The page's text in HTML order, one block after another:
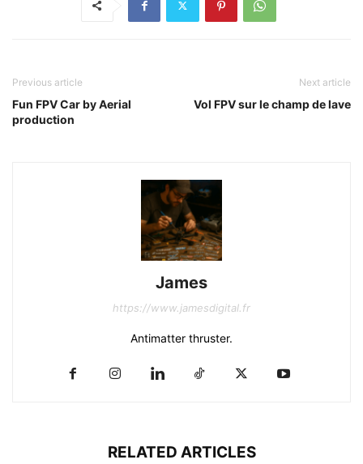
Previous article
Fun FPV Car by Aerial
production
Next article
Vol FPV sur le champ de lave
James
https://www.jamesdigital.fr
Antimatter thruster.
RELATED ARTICLES